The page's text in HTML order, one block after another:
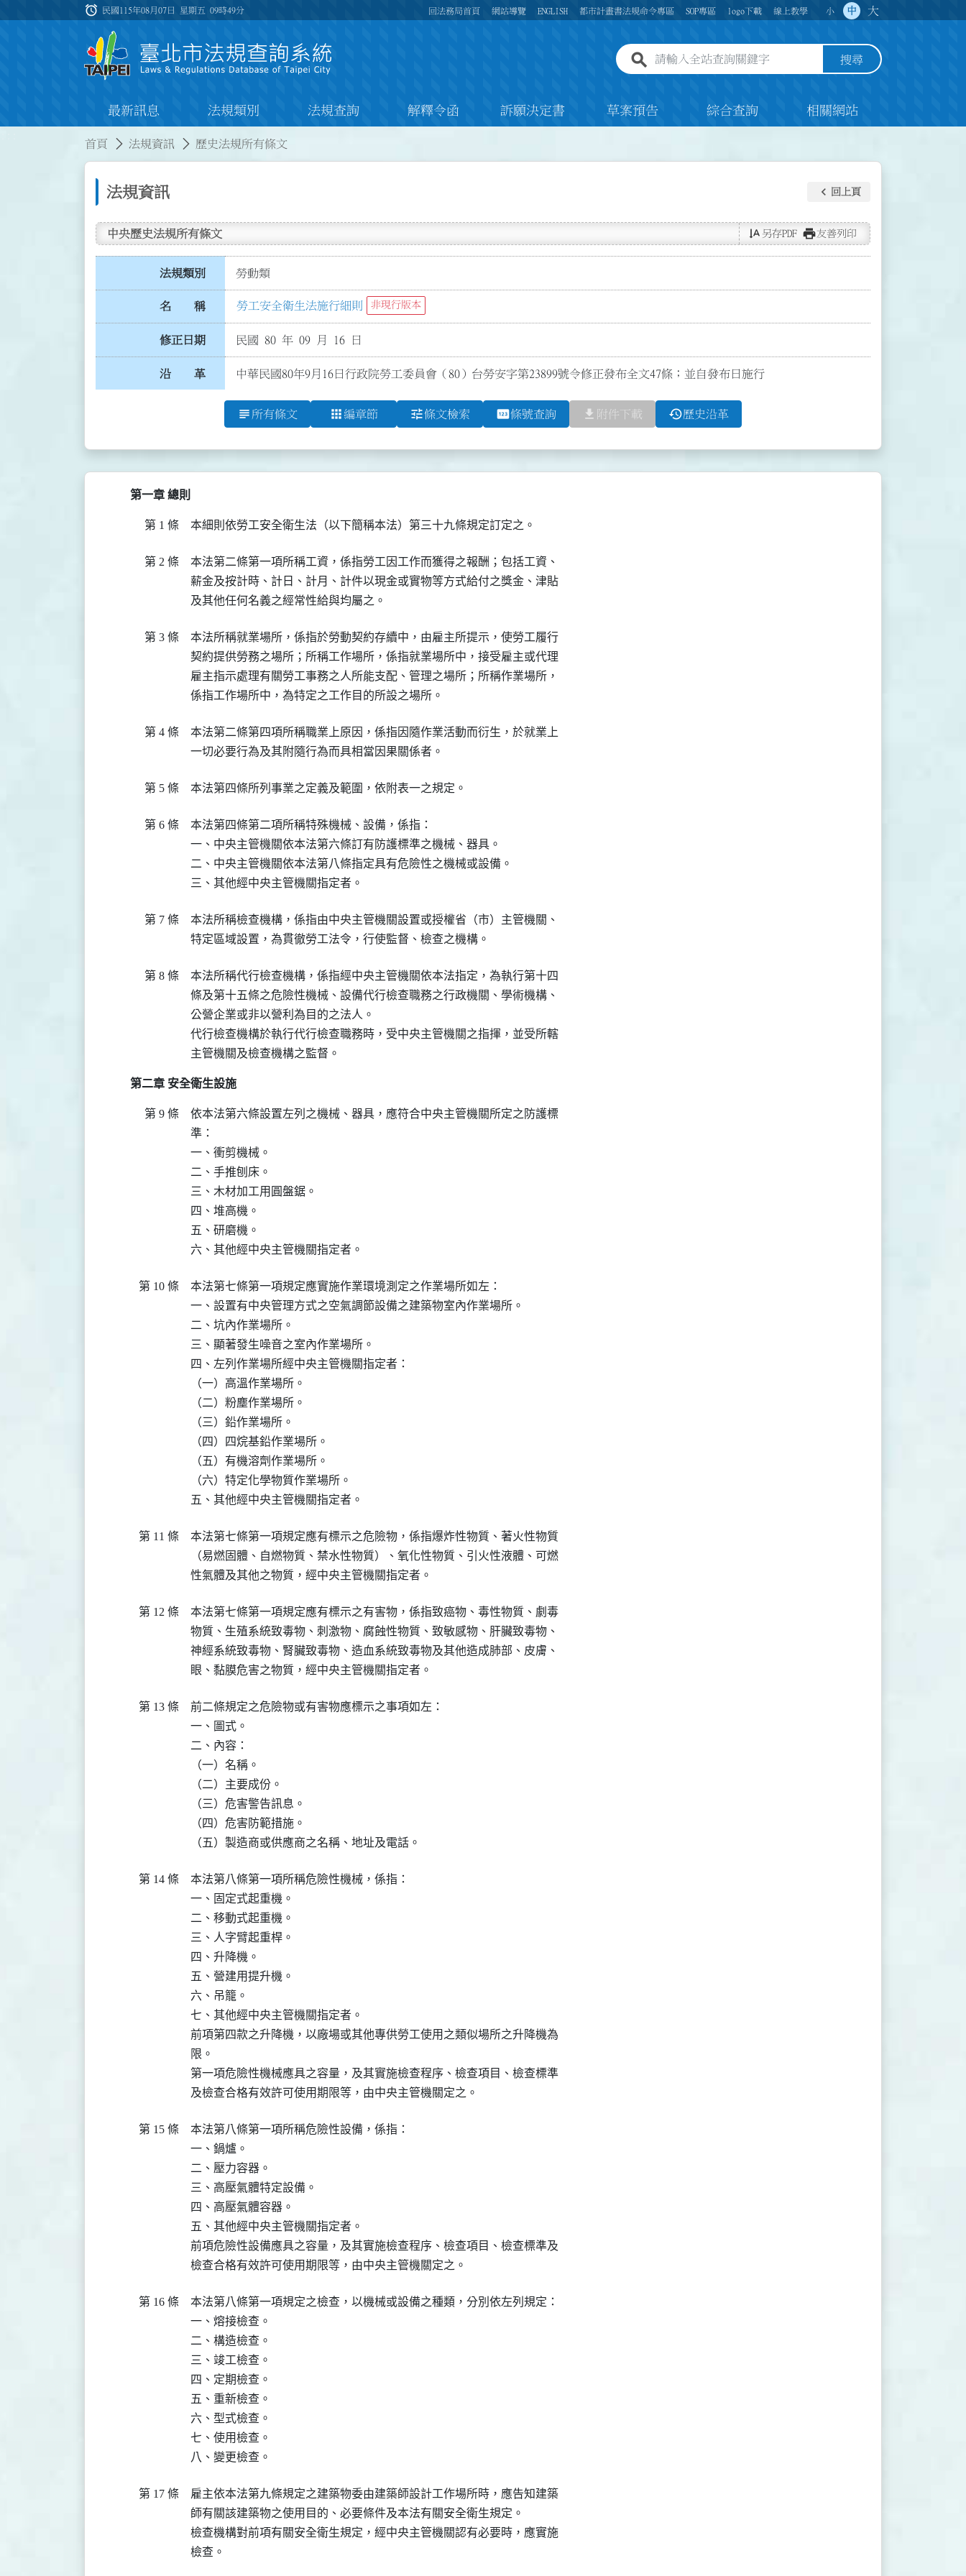
:::
alarm 民國115年08月07日 星期五09時49分 回法務局首頁 網站導覽 ENGLISH 都市計畫書法規命令專區 SOP專區 logo下載 線上教學 小 中 大
全站查詢關鍵字欄位 搜尋
最新訊息 法規類別 法規查詢 解釋令函 訴願決定書 草案預告 綜合查詢 相關網站
首頁 法規資訊 歷史法規所有條文
法規資訊 keyboard_arrow_left 回上頁
中央歷史法規所有條文 text_rotate_vertical 另存PDF print友善列印
法規類別 勞動類
名 稱 勞工安全衛生法施行細則 非現行版本
修正日期 民國 80 年 09 月 16 日
沿 革 中華民國80年9月16日行政院勞工委員會（80）台勞安字第23899號令修正發布全文47條；並自發布日施行
subject 所有條文 apps 編章節 tune條文檢索 pin條號查詢 file_download 附件下載 history歷史沿革
第一章 總則
第 1 條 本細則依勞工安全衛生法（以下簡稱本法）第三十九條規定訂定之。
第 2 條
本法第二條第一項所稱工資，係指勞工因工作而獲得之報酬；包括工資、
薪金及按計時、計日、計月、計件以現金或實物等方式給付之獎金、津貼
及其他任何名義之經常性給與均屬之。
第 3 條
本法所稱就業場所，係指於勞動契約存續中，由雇主所提示，使勞工履行
契約提供勞務之場所；所稱工作場所，係指就業場所中，接受雇主或代理
雇主指示處理有關勞工事務之人所能支配、管理之場所；所稱作業場所，
係指工作場所中，為特定之工作目的所設之場所。
第 4 條
本法第二條第四項所稱職業上原因，係指因隨作業活動而衍生，於就業上
一切必要行為及其附隨行為而具相當因果關係者。
第 5 條 本法第四條所列事業之定義及範圍，依附表一之規定。
第 6 條
本法第四條第二項所稱特殊機械、設備，係指：
一、中央主管機關依本法第六條訂有防護標準之機械、器具。
二、中央主管機關依本法第八條指定具有危險性之機械或設備。
三、其他經中央主管機關指定者。
第 7 條
本法所稱檢查機構，係指由中央主管機關設置或授權省（市）主管機關、
特定區域設置，為貫徹勞工法令，行使監督、檢查之機構。
第 8 條
本法所稱代行檢查機構，係指經中央主管機關依本法指定，為執行第十四
條及第十五條之危險性機械、設備代行檢查職務之行政機關、學術機構、
公營企業或非以營利為目的之法人。
代行檢查機構於執行代行檢查職務時，受中央主管機關之指揮，並受所轄
主管機關及檢查機構之監督。
第二章 安全衛生設施
第 9 條
依本法第六條設置左列之機械、器具，應符合中央主管機關所定之防護標
準：
一、衝剪機械。
二、手推刨床。
三、木材加工用圓盤鋸。
四、堆高機。
五、研磨機。
六、其他經中央主管機關指定者。
第 10 條
本法第七條第一項規定應實施作業環境測定之作業場所如左：
一、設置有中央管理方式之空氣調節設備之建築物室內作業場所。
二、坑內作業場所。
三、顯著發生噪音之室內作業場所。
四、左列作業場所經中央主管機關指定者：
（一）高溫作業場所。
（二）粉塵作業場所。
（三）鉛作業場所。
（四）四烷基鉛作業場所。
（五）有機溶劑作業場所。
（六）特定化學物質作業場所。
五、其他經中央主管機關指定者。
第 11 條
本法第七條第一項規定應有標示之危險物，係指爆炸性物質、著火性物質
（易燃固體、自燃物質、禁水性物質）、氧化性物質、引火性液體、可燃
性氣體及其他之物質，經中央主管機關指定者。
第 12 條
本法第七條第一項規定應有標示之有害物，係指致癌物、毒性物質、劇毒
物質、生殖系統致毒物、刺激物、腐蝕性物質、致敏感物、肝臟致毒物、
神經系統致毒物、腎臟致毒物、造血系統致毒物及其他造成肺部、皮膚、
眼、黏膜危害之物質，經中央主管機關指定者。
第 13 條
前二條規定之危險物或有害物應標示之事項如左：
一、圖式。
二、內容：
（一）名稱。
（二）主要成份。
（三）危害警告訊息。
（四）危害防範措施。
（五）製造商或供應商之名稱、地址及電話。
第 14 條
本法第八條第一項所稱危險性機械，係指：
一、固定式起重機。
二、移動式起重機。
三、人字臂起重桿。
四、升降機。
五、營建用提升機。
六、吊籠。
七、其他經中央主管機關指定者。
前項第四款之升降機，以廠場或其他專供勞工使用之類似場所之升降機為
限。
第一項危險性機械應具之容量，及其實施檢查程序、檢查項目、檢查標準
及檢查合格有效許可使用期限等，由中央主管機關定之。
第 15 條
本法第八條第一項所稱危險性設備，係指：
一、鍋爐。
二、壓力容器。
三、高壓氣體特定設備。
四、高壓氣體容器。
五、其他經中央主管機關指定者。
前項危險性設備應具之容量，及其實施檢查程序、檢查項目、檢查標準及
檢查合格有效許可使用期限等，由中央主管機關定之。
第 16 條
本法第八條第一項規定之檢查，以機械或設備之種類，分別依左列規定：
一、熔接檢查。
二、構造檢查。
三、竣工檢查。
四、定期檢查。
五、重新檢查。
六、型式檢查。
七、使用檢查。
八、變更檢查。
第 17 條
雇主依本法第九條規定之建築物委由建築師設計工作場所時，應告知建築
師有關該建築物之使用目的、必要條件及本法有關安全衛生規定。
檢查機構對前項有關安全衛生規定，經中央主管機關認有必要時，應實施
檢查。